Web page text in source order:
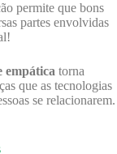
permite que bons
partes envolvidas
empática torna
que as tecnologias
se relacionarem.